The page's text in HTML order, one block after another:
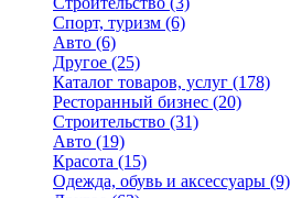
Спорт, туризм (6)
Авто (6)
Другое (25)
Каталог товаров, услуг (178)
Ресторанный бизнес (20)
Строительство (31)
Авто (19)
Красота (15)
Одежда, обувь и аксессуары (9)